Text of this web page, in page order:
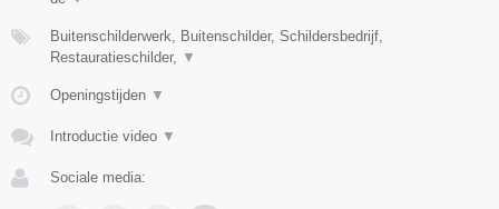
Buitenschilderwerk, Buitenschilder, Schildersbedrijf,
Restauratieschilder,
▼
Openingstijden ▼
Introductie video ▼
Sociale media: